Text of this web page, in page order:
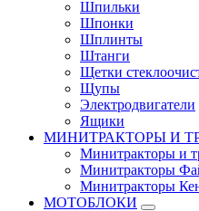
Шпильки
Шпонки
Шплинты
Штанги
Щетки
Щупы
Электродвигатели
Ящики
МИНИТРАКТОРЫ И
Минитракторы и
Минитракторы
Минитракторы
МОТОБЛОКИ